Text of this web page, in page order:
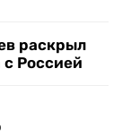
раскрыл
Россией